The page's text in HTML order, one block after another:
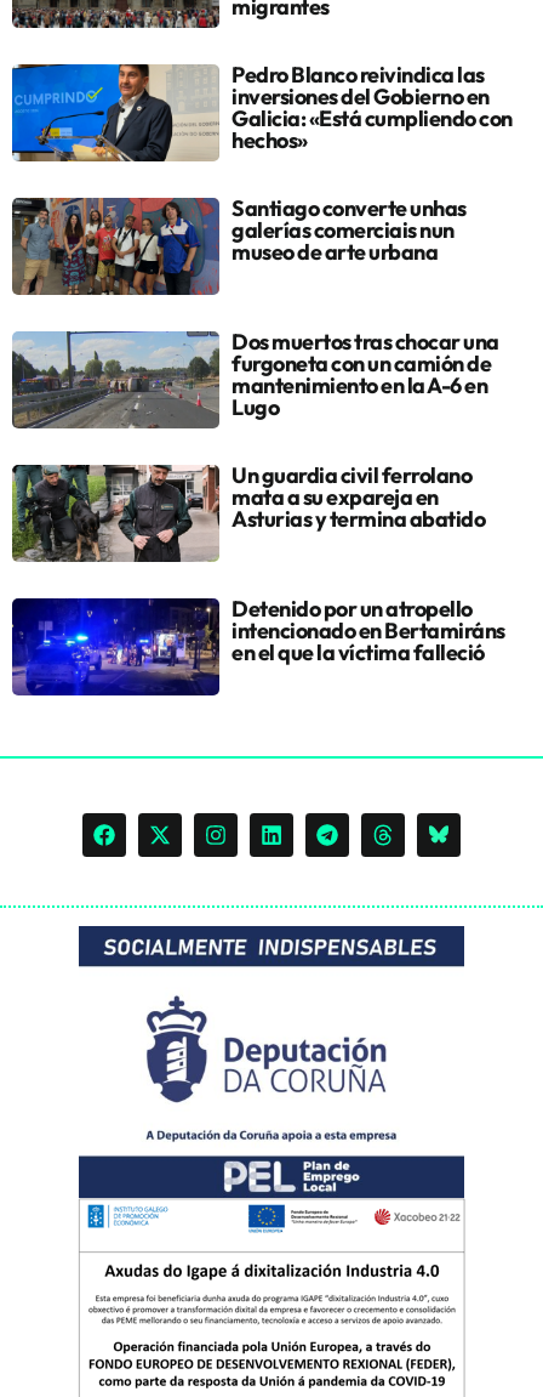
migrantes
Pedro Blanco reivindica las
inversiones del Gobierno en
Galicia: «Está cumpliendo con
hechos»
Santiago converte unhas
galerías comerciais nun
museo de arte urbana
Dos muertos tras chocar una
furgoneta con un camión de
mantenimiento en la A-6 en
Lugo
Un guardia civil ferrolano
mata a su expareja en
Asturias y termina abatido
Detenido por un atropello
intencionado en Bertamiráns
en el que la víctima falleció